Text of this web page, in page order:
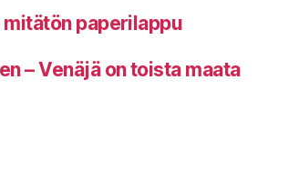
paperilappu
– Venäjä on toista maata